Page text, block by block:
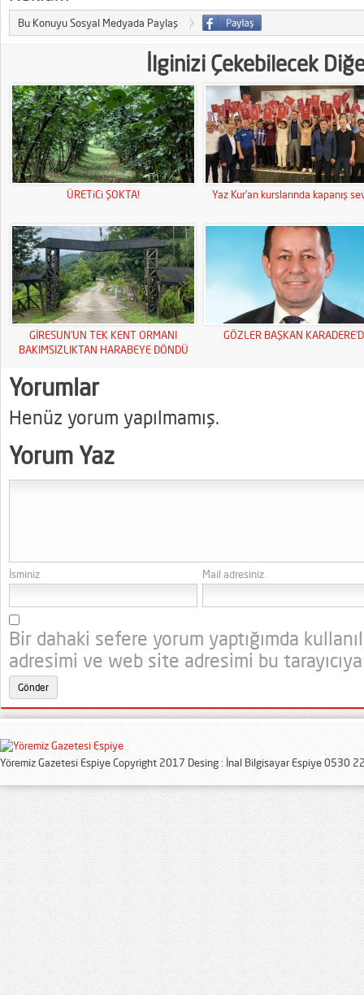
Bu Konuyu Sosyal Medyada Paylaş
İlginizi Çekebilecek
ÜRETiCi ŞOKTA! Yaz Kur’an kurslarında kapanış
GİRESUN’UN TEK KENT ORMANI
BAKIMSIZLIKTAN HARABEYE DÖNDÜ
GÖZLER BAŞKAN
Yorumlar
Henüz yorum yapılmamış.
Yorum Yaz
İsminiz Mail adresiniz
Bir dahaki sefere yorum yaptığımda
adresimi ve web site adresimi bu
Yöremiz Gazetesi Espiye Copyright 2017 Desing : İnal Bilgisayar Espiye 0530